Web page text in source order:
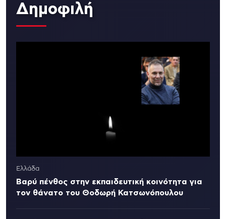
Δημοφιλή
Ελλάδα
Βαρύ πένθος στην εκπαιδευτική κοινότητα για
τον θάνατο του Θοδωρή Κατσωνόπουλου